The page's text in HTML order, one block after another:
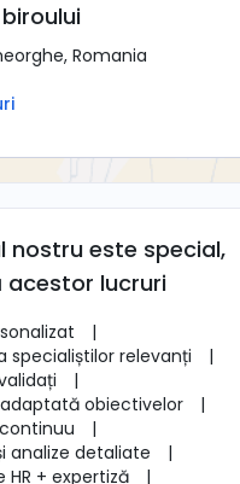
Romania
nostru este special,
lucruri
|
specialiștilor relevanți
|
|
obiectivelor
|
|
analize detaliate
|
HR + expertiză
|